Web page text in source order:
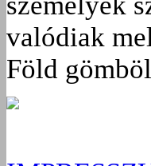
valódiak
Föld